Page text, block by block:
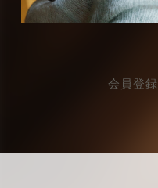
会員登録